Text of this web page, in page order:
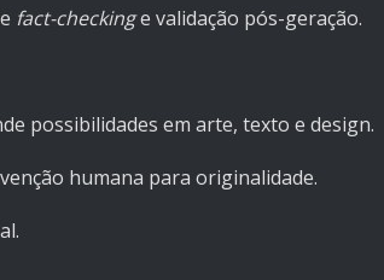
fact-checkinge validação pós-geração.
possibilidades em arte, texto e design.
humana para originalidade.